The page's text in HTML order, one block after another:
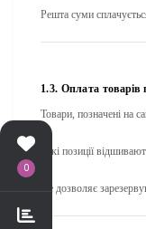
0
Решта суми
1.3. Оплата товарів
Товари, позначені на
Такі позиції
Це дозволяє